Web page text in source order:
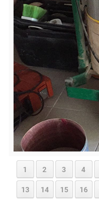
1 2 3 4
13 14 15 16